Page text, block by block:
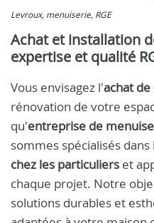
Levroux, menuiserie, RGE
Achat et installation
expertise et qualité
Vous envisagez l'achat
rénovation de votre
qu'entreprise de
sommes spécialisés dans
chez les particuliers et
chaque projet. Notre
solutions durables et